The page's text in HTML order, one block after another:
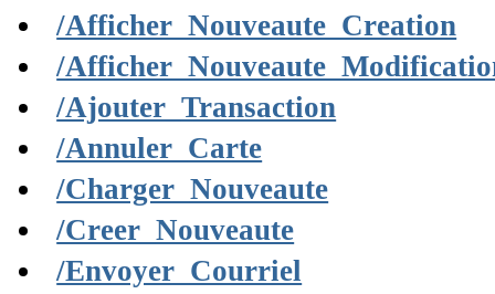
/Afficher_Nouveaute_Creation
/
/Ajouter_Transaction
/Annuler_Carte
/Charger_Nouveaute
/Creer_Nouveaute
/Envoyer_Courriel